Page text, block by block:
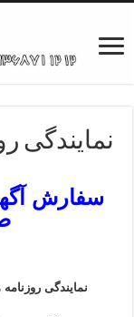
نمایندگی
سفارش
نمایندگی